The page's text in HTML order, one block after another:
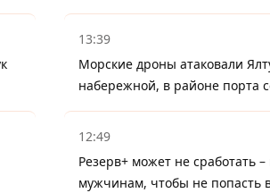
13:39
Морские дроны атаковали
набережной, в районе порта
12:49
Резерв+ может не сработать
мужчинам, чтобы не попасть